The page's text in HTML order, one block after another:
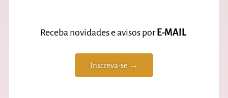
Receba novidades e avisos porE-MAIL
Inscreva-se →